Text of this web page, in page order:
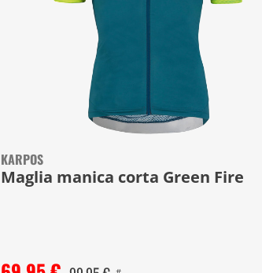
KARPOS
Maglia manica corta Green Fire